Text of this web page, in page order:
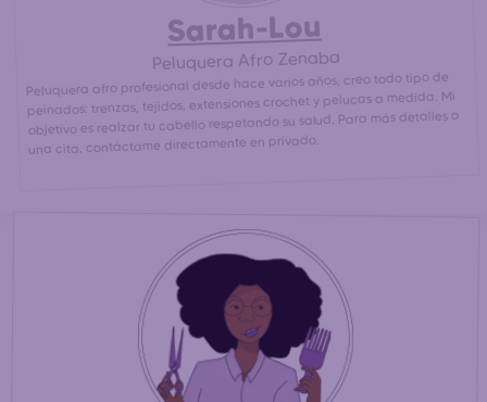
Sarah-Lou
Peluquera Afro Zenaba
Peluquera afro profesional desde hace varios años, creo todo tipo de
peinados: trenzas, tejidos, extensiones crochet y pelucas a medida. Mi
objetivo es realzar tu cabello respetando su salud. Para más detalles o
una cita, contáctame directamente en privado.